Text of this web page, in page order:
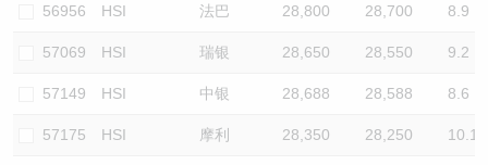
56956 HSI 法巴 28,800 28,700 8.9
57069 HSI 瑞银 28,650 28,550 9.2
57149 HSI 中银 28,688 28,588 8.6
57175 HSI 摩利 28,350 28,250 10.1